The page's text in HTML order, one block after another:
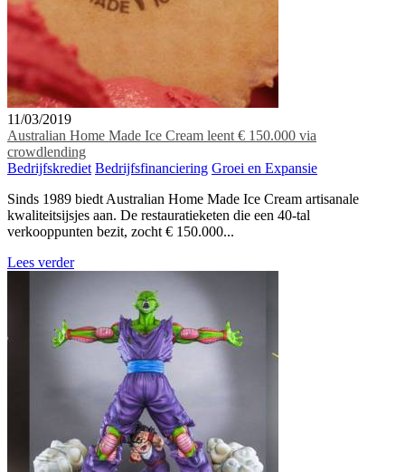
11/03/2019
Australian Home Made Ice Cream leent € 150.000 via
crowdlending
Bedrijfskrediet Bedrijfsfinanciering Groei en Expansie
Sinds 1989 biedt Australian Home Made Ice Cream artisanale
kwaliteitsijsjes aan. De restauratieketen die een 40-tal
verkooppunten bezit, zocht € 150.000...
Lees verder